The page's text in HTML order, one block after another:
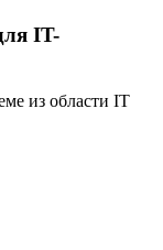
IT-
из области IT